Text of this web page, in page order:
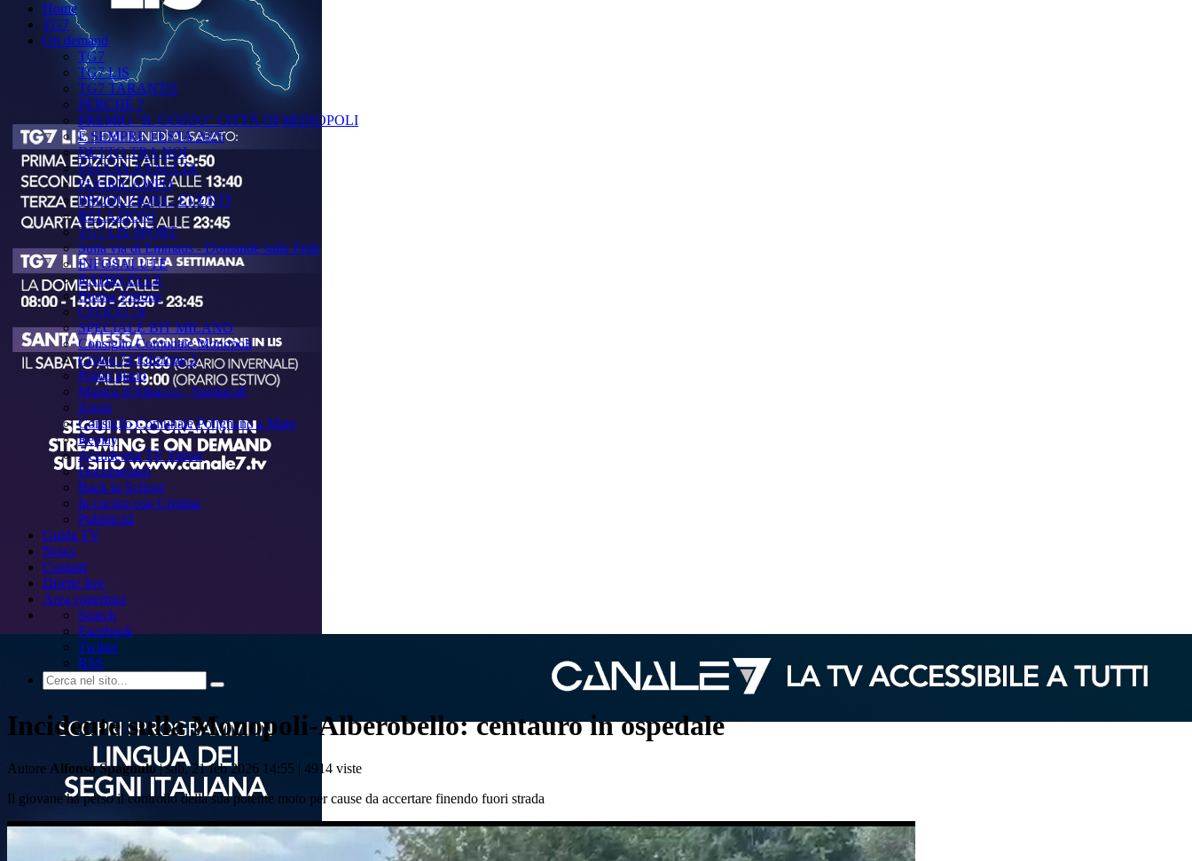
Home
TG7
On demand
TG7
TG7 LIS
TG7 TARANTO
PERCHÉ ?
PREMIO "IL GOZZO" CITTÀ DI MONOPOLI
È SEMPRE FESTA 2025
DETTO TRA NOI
FACCIA A FACCIA
FUORICAMPO
PRODUZIONI - EVENTI
RELAZIONI
TG7 LIS SPORT
Sulla via di Emmaus - Domande sulla Fede
INFOSALUTE
RADIO ELLE
Buona Visione
CIVICO 74
SPECIALE BIT MILANO
Consiglio Comunale Monopoli
Civico 74 Edizione 2
Primo piano
Musica d'Attracco - Spettacoli
Zoom
Consiglio Comunale Polignano a Mare
Replay
Accademia TV Talent
Documentari
Back to School
In cucina con Cristina
Pubblicità
Guida TV
News
Contatti
Dirette live
Area copertura
Search
Facebook
Twitter
RSS
Incidente sulla Monopoli-Alberobello: centauro in ospedale
Autore Alfonso Spagnulo| sab, 21 feb 2026 14:55 | 4914 viste
Il giovane ha perso il controllo della sua potente moto per cause da accertare finendo fuori strada